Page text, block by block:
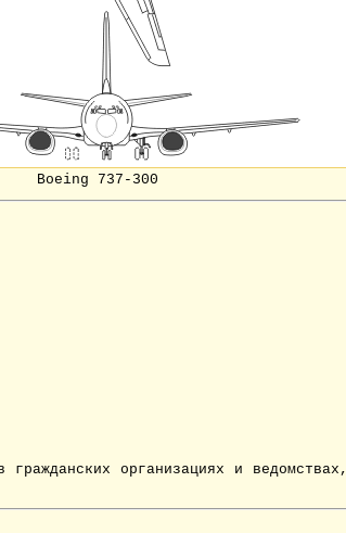
Boeing 737-300
организациях и ведомствах,